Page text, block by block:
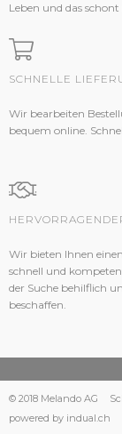
Leben und das
SCHNELLE
Wir bearbeiten
bequem online.
Wir bieten Ihnen
schnell und
der Suche behilflich
beschaffen.
© 2018 Melando AG
powered by indual.ch